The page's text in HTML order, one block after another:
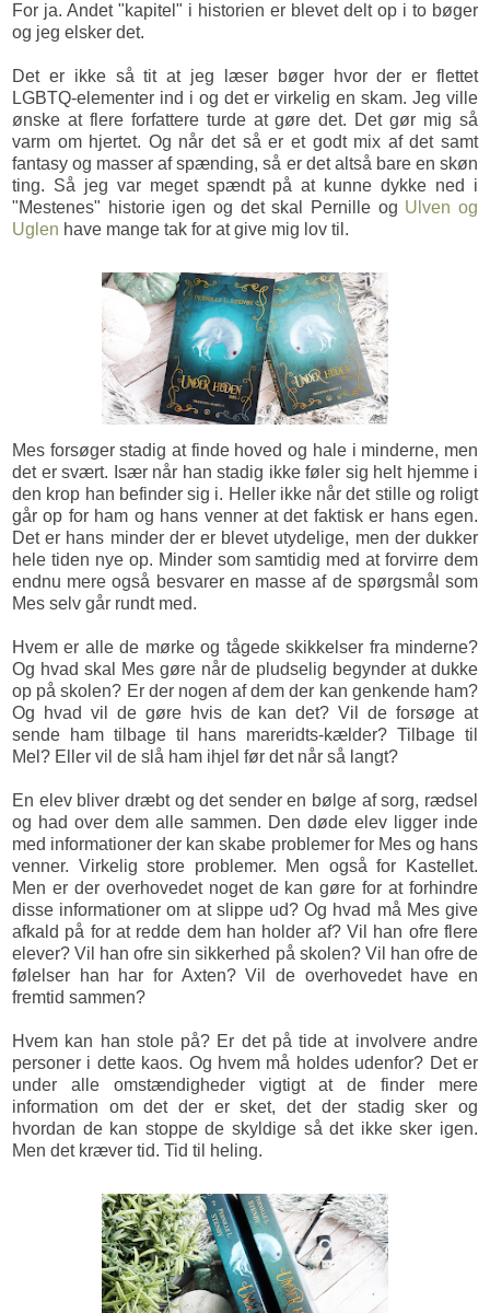
For ja. Andet "kapitel" i historien er blevet delt op i to bøger
og jeg elsker det.
Det er ikke så tit at jeg læser bøger hvor der er flettet
LGBTQ-elementer ind i og det er virkelig en skam. Jeg ville
ønske at flere forfattere turde at gøre det. Det gør mig så
varm om hjertet. Og når det så er et godt mix af det samt
fantasy og masser af spænding, så er det altså bare en skøn
ting. Så jeg var meget spændt på at kunne dykke ned i
"Mestenes" historie igen og det skal Pernille og Ulven og
Uglen have mange tak for at give mig lov til.
Mes forsøger stadig at finde hoved og hale i minderne, men
det er svært. Især når han stadig ikke føler sig helt hjemme i
den krop han befinder sig i. Heller ikke når det stille og roligt
går op for ham og hans venner at det faktisk er hans egen.
Det er hans minder der er blevet utydelige, men der dukker
hele tiden nye op. Minder som samtidig med at forvirre dem
endnu mere også besvarer en masse af de spørgsmål som
Mes selv går rundt med.
Hvem er alle de mørke og tågede skikkelser fra minderne?
Og hvad skal Mes gøre når de pludselig begynder at dukke
op på skolen? Er der nogen af dem der kan genkende ham?
Og hvad vil de gøre hvis de kan det? Vil de forsøge at
sende ham tilbage til hans mareridts-kælder? Tilbage til
Mel? Eller vil de slå ham ihjel før det når så langt?
En elev bliver dræbt og det sender en bølge af sorg, rædsel
og had over dem alle sammen. Den døde elev ligger inde
med informationer der kan skabe problemer for Mes og hans
venner. Virkelig store problemer. Men også for Kastellet.
Men er der overhovedet noget de kan gøre for at forhindre
disse informationer om at slippe ud? Og hvad må Mes give
afkald på for at redde dem han holder af? Vil han ofre flere
elever? Vil han ofre sin sikkerhed på skolen? Vil han ofre de
følelser han har for Axten? Vil de overhovedet have en
fremtid sammen?
Hvem kan han stole på? Er det på tide at involvere andre
personer i dette kaos. Og hvem må holdes udenfor? Det er
under alle omstændigheder vigtigt at de finder mere
information om det der er sket, det der stadig sker og
hvordan de kan stoppe de skyldige så det ikke sker igen.
Men det kræver tid. Tid til heling.